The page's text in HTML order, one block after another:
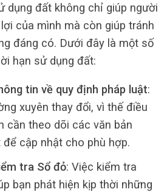
dụng đất không chỉ giúp người
của mình mà còn giúp tránh
đáng có. Dưới đây là một số
hạn sử dụng đất:
tin về quy định pháp luật:
xuyên thay đổi, vì thế điều
cần theo dõi các văn bản
cập nhật cho phù hợp.
tra Sổ đỏ: Việc kiểm tra
bạn phát hiện kịp thời những